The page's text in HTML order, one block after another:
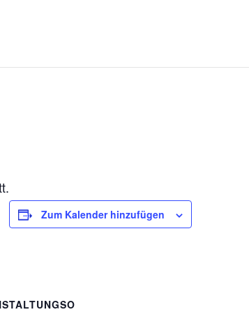
Zum Kalender hinzufügen